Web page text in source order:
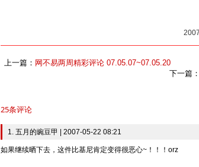
上一篇： 网不易两周精彩评论 07.05.07~07.05.20
下一篇：
25条评论
1. 五月的豌豆甲 | 2007-05-22 08:21
如果继续晒下去，这件比基尼肯定变得很恶心~！！！orz